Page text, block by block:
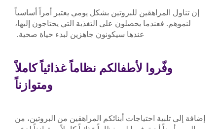
إن تناول المراهقين للبروتين بشكل يومي يعتبر أمراً أساسياً
لنموهم. فعندما يحصلون على التغذية التي يحتاجون إليها،
عندها سيكونون جاهزين لبدء حياة صحية.
وفّروا لأطفالكم نظاماً غذائياً كاملاً
ومتوازناً
إضافة إلى تلبية احتياجات أبنائكم المراهقين من البروتين، من